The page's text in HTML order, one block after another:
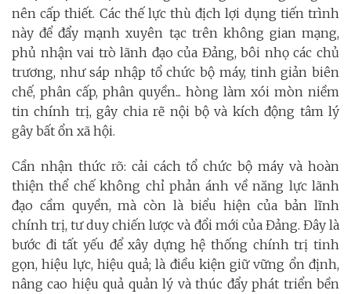
nên cấp thiết. Các thế lực thù địch lợi dụng tiến trình
này để đẩy mạnh xuyên tạc trên không gian mạng,
phủ nhận vai trò lãnh đạo của Đảng, bôi nhọ các chủ
trương, như sáp nhập tổ chức bộ máy, tinh giản biên
chế, phân cấp, phân quyền... hòng làm xói mòn niềm
tin chính trị, gây chia rẽ nội bộ và kích động tâm lý
gây bất ổn xã hội.
Cần nhận thức rõ: cải cách tổ chức bộ máy và hoàn
thiện thể chế không chỉ phản ánh về năng lực lãnh
đạo cầm quyền, mà còn là biểu hiện của bản lĩnh
chính trị, tư duy chiến lược và đổi mới của Đảng. Đây là
bước đi tất yếu để xây dựng hệ thống chính trị tinh
gọn, hiệu lực, hiệu quả; là điều kiện giữ vững ổn định,
nâng cao hiệu quả quản lý và thúc đẩy phát triển bền